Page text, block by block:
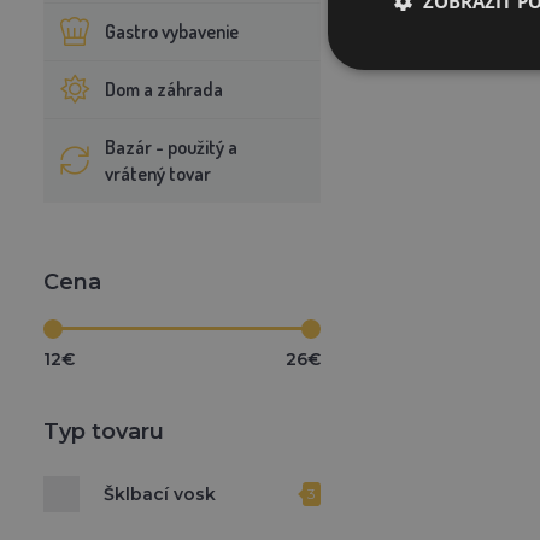
Gastro vybavenie
Dom a záhrada
Bazár - použitý a
vrátený tovar
Cena
12€ 26€
Typ tovaru
Šklbací vosk 3